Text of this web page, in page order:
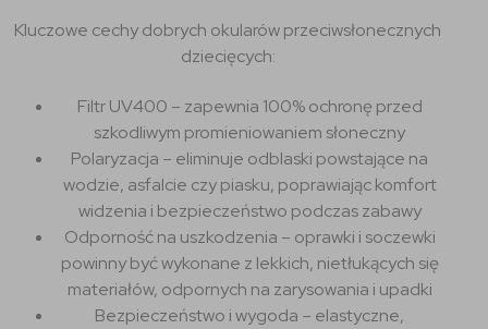
Kluczowe cechy dobrych okularów przeciwsłonecznych
dziecięcych:
Filtr UV400 – zapewnia 100% ochronę przed
szkodliwym promieniowaniem słoneczny
Polaryzacja – eliminuje odblaski powstające na
wodzie, asfalcie czy piasku, poprawiając komfort
widzenia i bezpieczeństwo podczas zabawy
Odporność na uszkodzenia – oprawki i soczewki
powinny być wykonane z lekkich, nietłukących się
materiałów, odpornych na zarysowania i upadki
Bezpieczeństwo i wygoda – elastyczne,